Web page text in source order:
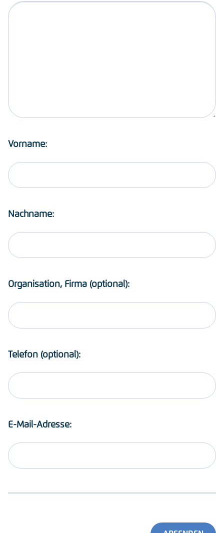
Vorname:
Nachname:
Organisation, Firma (optional):
Telefon (optional):
E-Mail-Adresse: